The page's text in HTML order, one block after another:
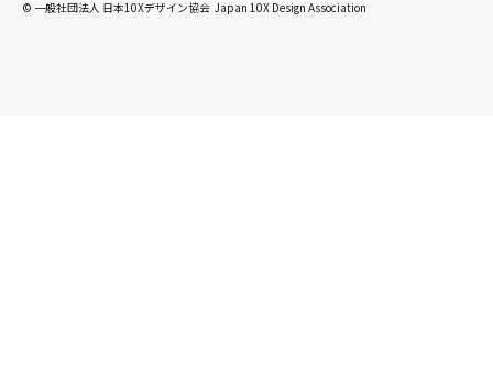
© 一般社団法人 日本10Xデザイン協会 Japan 10X Design Association